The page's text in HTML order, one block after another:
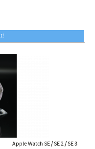
Apple Watch SE / SE 2 / SE 3